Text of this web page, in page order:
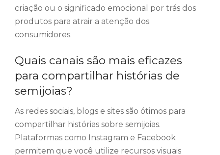
criação ou o significado emocional por trás dos
produtos para atrair a atenção dos
consumidores.
Quais canais são mais eficazes
para compartilhar histórias de
semijoias?
As redes sociais, blogs e sites são ótimos para
compartilhar histórias sobre semijoias.
Plataformas como Instagram e Facebook
permitem que você utilize recursos visuais